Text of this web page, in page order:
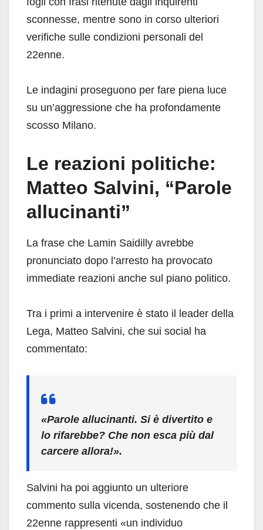
sconnesse, mentre sono in corso ulteriori
verifiche sulle condizioni personali del
22enne.
Le indagini proseguono per fare piena luce
su un’aggressione che ha profondamente
scosso Milano.
Le reazioni politiche:
Matteo Salvini, “Parole
allucinanti”
La frase che Lamin Saidilly avrebbe
pronunciato dopo l’arresto ha provocato
immediate reazioni anche sul piano politico.
Tra i primi a intervenire è stato il leader della
Lega, Matteo Salvini, che sui social ha
commentato:
«Parole allucinanti. Si è divertito e
lo rifarebbe? Che non esca più dal
carcere allora!».
Salvini ha poi aggiunto un ulteriore
commento sulla vicenda, sostenendo che il
22enne rappresenti «un individuo